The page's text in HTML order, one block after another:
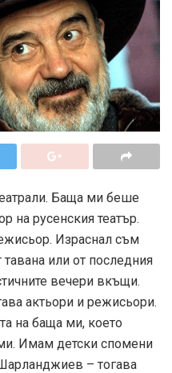
Баща ми беше
на русенския театър.
Израснал съм
тавана или от последния
вечери вкъщи.
актьори и режисьори.
на баща ми, което
Имам детски спомени
– тогава